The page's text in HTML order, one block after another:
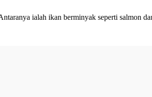
ialah ikan berminyak seperti salmon